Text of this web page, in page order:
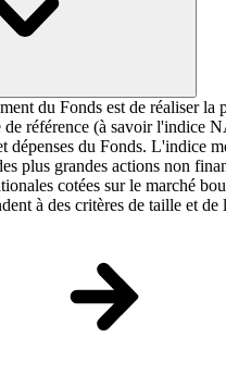
du Fonds est de réaliser la
de référence (à savoir l'indice
dépenses du Fonds. L'indice
plus grandes actions non
cotées sur le marché
à des critères de taille et de